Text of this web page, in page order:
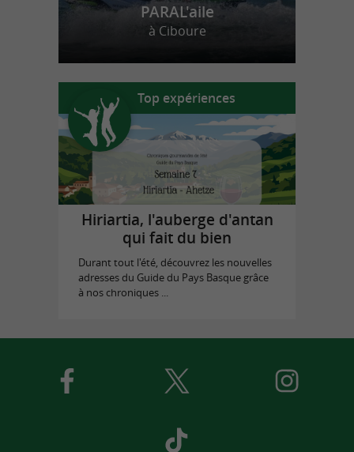
PARAL'aile
à Ciboure
Top expériences
Hiriartia, l'auberge d'antan
qui fait du bien
Durant tout l'été, découvrez les nouvelles
adresses du Guide du Pays Basque grâce
à nos chroniques ...